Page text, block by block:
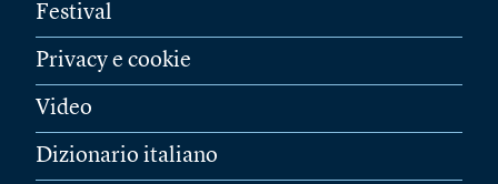
Festival
Privacy e cookie
Video
Dizionario italiano